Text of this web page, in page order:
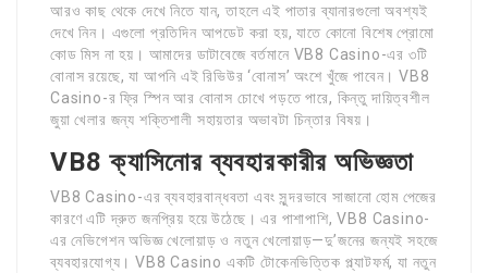
আরও কাছ থেকে দেখে নিতে যান, তাহলে এই পাতার ব্যানারগুলো অবশ্যই
দেখে নিন। এগুলো প্রতিদিন আপডেট করা হয়, যাতে কোনো বিশেষ প্রোমো
কোড মিস না হয়। আমাদের ডাটাবেজে বর্তমানে VB8 Casino-এর ৩টি
বোনাস রয়েছে, যা আপনি এই রিভিউর ‘বোনাস’ অংশে খুঁজে পাবেন। VB8
Casino-র ফ্রি স্পিন আর বোনাস চোখে পড়তে পারে, কিন্তু দায়িত্বশীল
জুয়া খেলার জন্য শক্তিশালী সহায়তার অভাবটা চিন্তার বিষয়।
VB8 ক্যাসিনোর ব্যবহারকারীর অভিজ্ঞতা
VB8 Casino-এর ব্যবহারবান্ধবতা এবং সুন্দরভাবে সাজানো হোম পেজের
কারণে এটি দ্রুত জনপ্রিয় হয়ে উঠেছে। এর পাশাপাশি, VB8 Casino-
এর নেভিগেশন অভিজ্ঞ খেলোয়াড় ও নতুন খেলোয়াড়—দু’জনের জন্যই সহজে
ব্যবহারযোগ্য। VB8 Casino একটি টোকেনভিত্তিক প্ল্যাটফর্ম, যা নতুন